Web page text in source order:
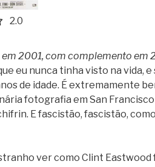
2.0 out of 5.0 stars
2.0
2001, com complemento em
eu nunca tinha visto na vida,
de idade. É extremamente
fotografia em San
E fascistão, fascistão,
ver como Clint